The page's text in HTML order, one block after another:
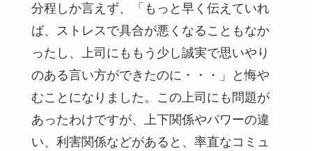
分程しか言えず、「もっと早く伝えていれ
ば、ストレスで具合が悪くなることもなか
ったし、上司にももう少し誠実で思いやり
のある言い方ができたのに・・・」と悔や
むことになりました。この上司にも問題が
あったわけですが、上下関係やパワーの違
い、利害関係などがあると、率直なコミュ